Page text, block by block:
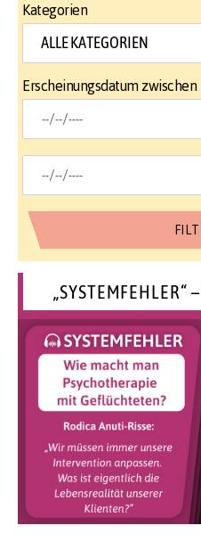
Kategorien
Erscheinungsdatum zwischen
„SYSTEMFEHLER“